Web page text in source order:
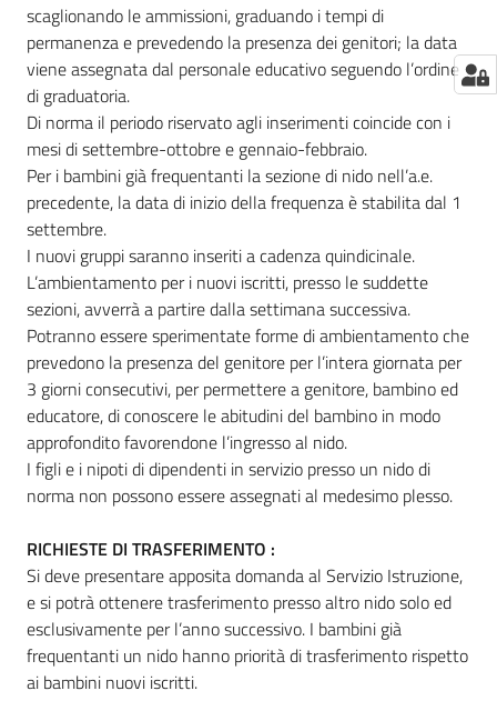
scaglionando le ammissioni, graduando i tempi di
permanenza e prevedendo la presenza dei genitori; la data
viene assegnata dal personale educativo seguendo l’ordine
di graduatoria.
Di norma il periodo riservato agli inserimenti coincide con i
mesi di settembre-ottobre e gennaio-febbraio.
Per i bambini già frequentanti la sezione di nido nell’a.e.
precedente, la data di inizio della frequenza è stabilita dal 1
settembre.
I nuovi gruppi saranno inseriti a cadenza quindicinale.
L’ambientamento per i nuovi iscritti, presso le suddette
sezioni, avverrà a partire dalla settimana successiva.
Potranno essere sperimentate forme di ambientamento che
prevedono la presenza del genitore per l’intera giornata per
3 giorni consecutivi, per permettere a genitore, bambino ed
educatore, di conoscere le abitudini del bambino in modo
approfondito favorendone l’ingresso al nido.
I figli e i nipoti di dipendenti in servizio presso un nido di
norma non possono essere assegnati al medesimo plesso.
RICHIESTE DI TRASFERIMENTO :
Si deve presentare apposita domanda al Servizio Istruzione,
e si potrà ottenere trasferimento presso altro nido solo ed
esclusivamente per l’anno successivo. I bambini già
frequentanti un nido hanno priorità di trasferimento rispetto
ai bambini nuovi iscritti.